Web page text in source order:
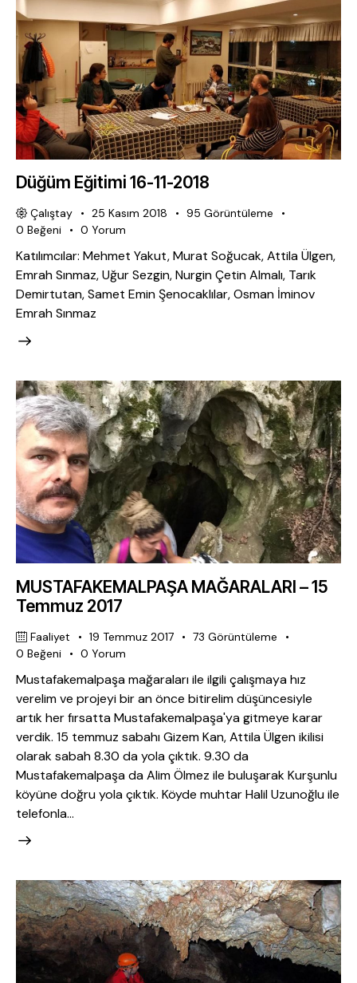
Düğüm Eğitimi 16-11-2018
Çalıştay 25 Kasım 2018 95 Görüntüleme
0 Beğeni 0 Yorum
Katılımcılar: Mehmet Yakut, Murat Soğucak, Attila Ülgen,
Emrah Sınmaz, Uğur Sezgin, Nurgin Çetin Almalı, Tarık
Demirtutan, Samet Emin Şenocaklılar, Osman İminov
Emrah Sınmaz
MUSTAFAKEMALPAŞA MAĞARALARI – 15
Temmuz 2017
Faaliyet 19 Temmuz 2017 73 Görüntüleme
0 Beğeni 0 Yorum
Mustafakemalpaşa mağaraları ile ilgili çalışmaya hız
verelim ve projeyi bir an önce bitirelim düşüncesiyle
artık her fırsatta Mustafakemalpaşa'ya gitmeye karar
verdik. 15 temmuz sabahı Gizem Kan, Attila Ülgen ikilisi
olarak sabah 8.30 da yola çıktık. 9.30 da
Mustafakemalpaşa da Alim Ölmez ile buluşarak Kurşunlu
köyüne doğru yola çıktık. Köyde muhtar Halil Uzunoğlu ile
telefonla…